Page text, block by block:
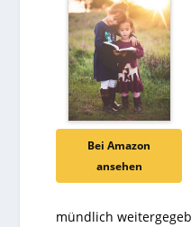
Bei Amazon
ansehen
mündlich